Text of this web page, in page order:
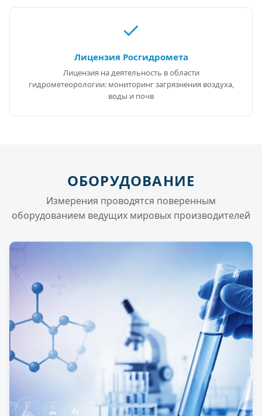
Лицензия Росгидромета
Лицензия на деятельность в области
гидрометеорологии: мониторинг загрязнения воздуха,
воды и почв
ОБОРУДОВАНИЕ
Измерения проводятся поверенным
оборудованием ведущих мировых производителей